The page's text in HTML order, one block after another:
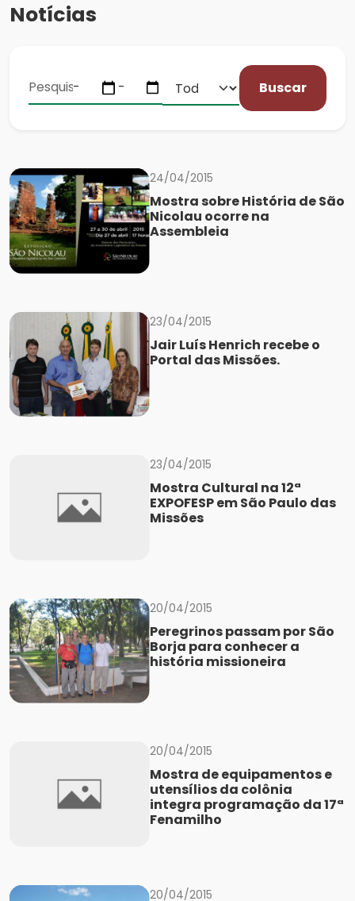
Notícias
Buscar
24/04/2015
Mostra sobre História de São
Nicolau ocorre na
Assembleia
23/04/2015
Jair Luís Henrich recebe o
Portal das Missões.
23/04/2015
Mostra Cultural na 12ª
EXPOFESP em São Paulo das
Missões
20/04/2015
Peregrinos passam por São
Borja para conhecer a
história missioneira
20/04/2015
Mostra de equipamentos e
utensílios da colônia
integra programação da 17ª
Fenamilho
20/04/2015